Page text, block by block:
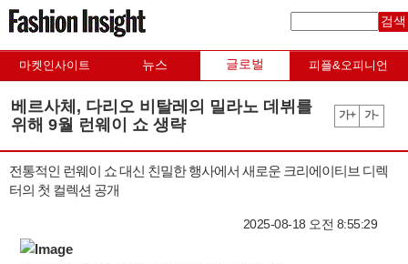
검색
마켓인사이트 뉴스 글로벌 피플&오피니언
베르사체, 다리오 비탈레의 밀라노 데뷔를
위해 9월 런웨이 쇼 생략
가+ 가-
전통적인 런웨이 쇼 대신 친밀한 행사에서 새로운 크리에이티브 디렉
터의 첫 컬렉션 공개
2025-08-18 오전 8:55:29